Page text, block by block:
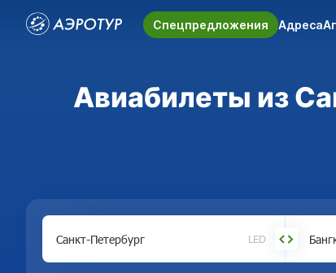
Спецпредложения Адреса
Авиабилеты из
LED